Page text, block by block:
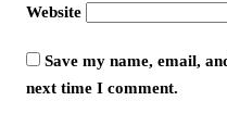
Website
Save my name, email,
next time I comment.